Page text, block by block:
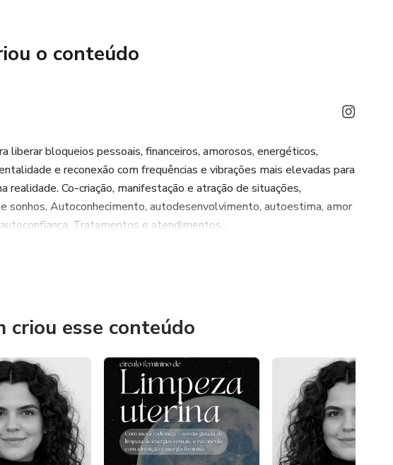
o conteúdo
liberar bloqueios pessoais, financeiros, amorosos, energéticos,
e reconexão com frequências e vibrações mais elevadas para
realidade. Co-criação, manifestação e atração de situações,
sonhos. Autoconhecimento, autodesenvolvimento, autoestima, amor
Tratamentos e atendimentos...
esse conteúdo